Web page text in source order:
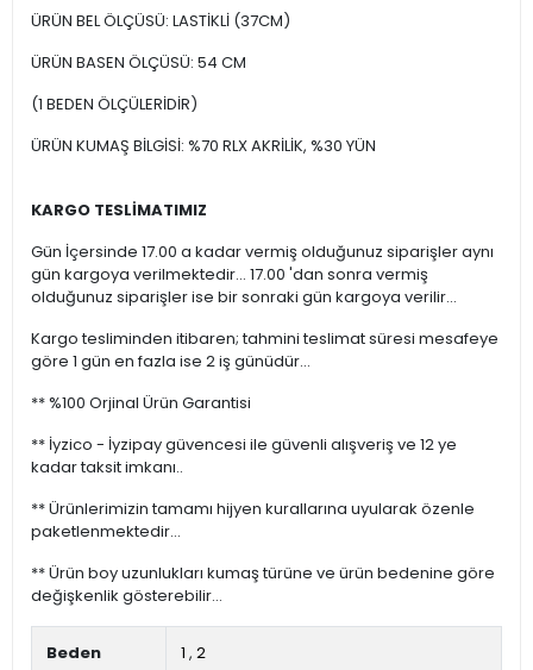
ÜRÜN BEL ÖLÇÜSÜ: LASTİKLİ (37CM)
ÜRÜN BASEN ÖLÇÜSÜ: 54 CM
(1 BEDEN ÖLÇÜLERİDİR)
ÜRÜN KUMAŞ BİLGİSİ: %70 RLX AKRİLİK, %30 YÜN
KARGO TESLİMATIMIZ
Gün İçersinde 17.00 a kadar vermiş olduğunuz siparişler aynı
gün kargoya verilmektedir... 17.00 'dan sonra vermiş
olduğunuz siparişler ise bir sonraki gün kargoya verilir...
Kargo tesliminden itibaren; tahmini teslimat süresi mesafeye
göre 1 gün en fazla ise 2 iş günüdür...
** %100 Orjinal Ürün Garantisi
** İyzico - İyzipay güvencesi ile güvenli alışveriş ve 12 ye
kadar taksit imkanı..
** Ürünlerimizin tamamı hijyen kurallarına uyularak özenle
paketlenmektedir...
** Ürün boy uzunlukları kumaş türüne ve ürün bedenine göre
değişkenlik gösterebilir...
Beden 1 , 2